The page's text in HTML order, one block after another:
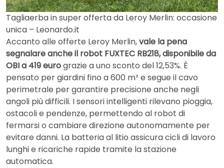
Tagliaerba in super offerta da Leroy Merlin: occasione
unica – Leonardo.it
Accanto alle offerte Leroy Merlin,vale la pena
segnalare anche il robot FUXTEC RB218, disponibile da
OBI a 419 eurograzie a uno sconto del 12,53%. È
pensato per giardini fino a 600 m² e segue il cavo
perimetrale per garantire precisione anche negli
angoli più difficili. I sensori intelligenti rilevano pioggia,
ostacoli e pendenze, permettendo al robot di
fermarsi o cambiare direzione autonomamente per
evitare danni. La batteria al litio assicura cicli di lavoro
lunghi e ricariche rapide tramite la stazione
automatica.